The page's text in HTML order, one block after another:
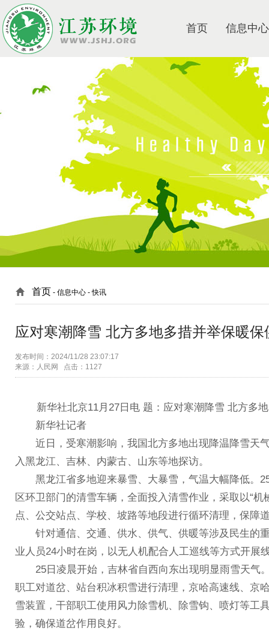
首页 信息中心
首页 - 信息中心 -快讯
应对寒潮降雪 北方多地多措并举保暖保
发布时间：2024/11/28 23:07:17
来源：人民网 点击：1127
新华社北京11月27日电 题：应对寒潮降雪 北方多地
新华社记者
近日，受寒潮影响，我国北方多地出现降温降雪天
入黑龙江、吉林、内蒙古、山东等地探访。
黑龙江省多地迎来暴雪、大暴雪，气温大幅降低。
区环卫部门的清雪车辆，全面投入清雪作业，采取以“
点、公交站点、学校、坡路等地段进行循环清理，保障
针对通信、交通、供水、供气、供暖等涉及民生的
业人员24小时在岗，以无人机配合人工巡线等方式开展
25日凌晨开始，吉林省自西向东出现明显雨雪天气
职工对道岔、站台积冰积雪进行清理，京哈高速线、京
雪装置，干部职工使用风力除雪机、除雪钩、喷灯等工
验，确保道岔作用良好。